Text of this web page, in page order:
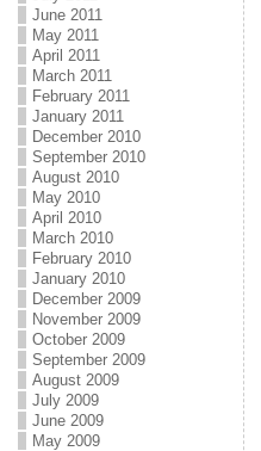
June 2011
May 2011
April 2011
March 2011
February 2011
January 2011
December 2010
September 2010
August 2010
May 2010
April 2010
March 2010
February 2010
January 2010
December 2009
November 2009
October 2009
September 2009
August 2009
July 2009
June 2009
May 2009